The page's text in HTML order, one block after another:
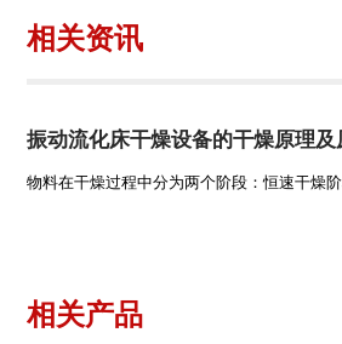
相关资讯
振动流化床干燥设备的干燥原理及
物料在干燥过程中分为两个阶段：恒速干燥阶
相关产品